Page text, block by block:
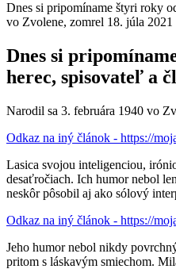
Dnes si pripomíname štyri roky
vo Zvolene, zomrel 18. júla
Dnes si
herec, spisovateľ a
Narodil sa 3. februára 1940 vo
Odkaz na iný článok - https://
Lasica svojou inteligenciou,
desaťročiach. Ich humor nebol
neskôr pôsobil aj ako sólový
Odkaz na iný článok - https://
Jeho humor nebol nikdy
pritom s láskavým smiechom.